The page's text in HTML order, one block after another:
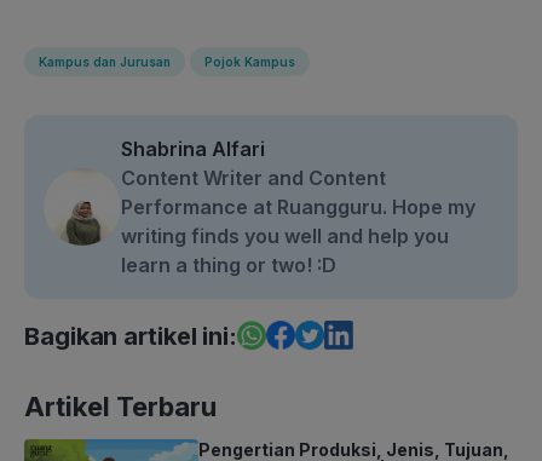
Kampus dan Jurusan Pojok Kampus
Shabrina Alfari
Content Writer and Content
Performance at Ruangguru. Hope my
writing finds you well and help you
learn a thing or two! :D
Bagikan artikel ini:
Artikel Terbaru
Pengertian Produksi, Jenis, Tujuan,